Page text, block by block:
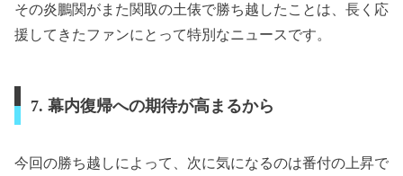
その炎鵬関がまた関取の土俵で勝ち越したことは、長く応
援してきたファンにとって特別なニュースです。
7. 幕内復帰への期待が高まるから
今回の勝ち越しによって、次に気になるのは番付の上昇で